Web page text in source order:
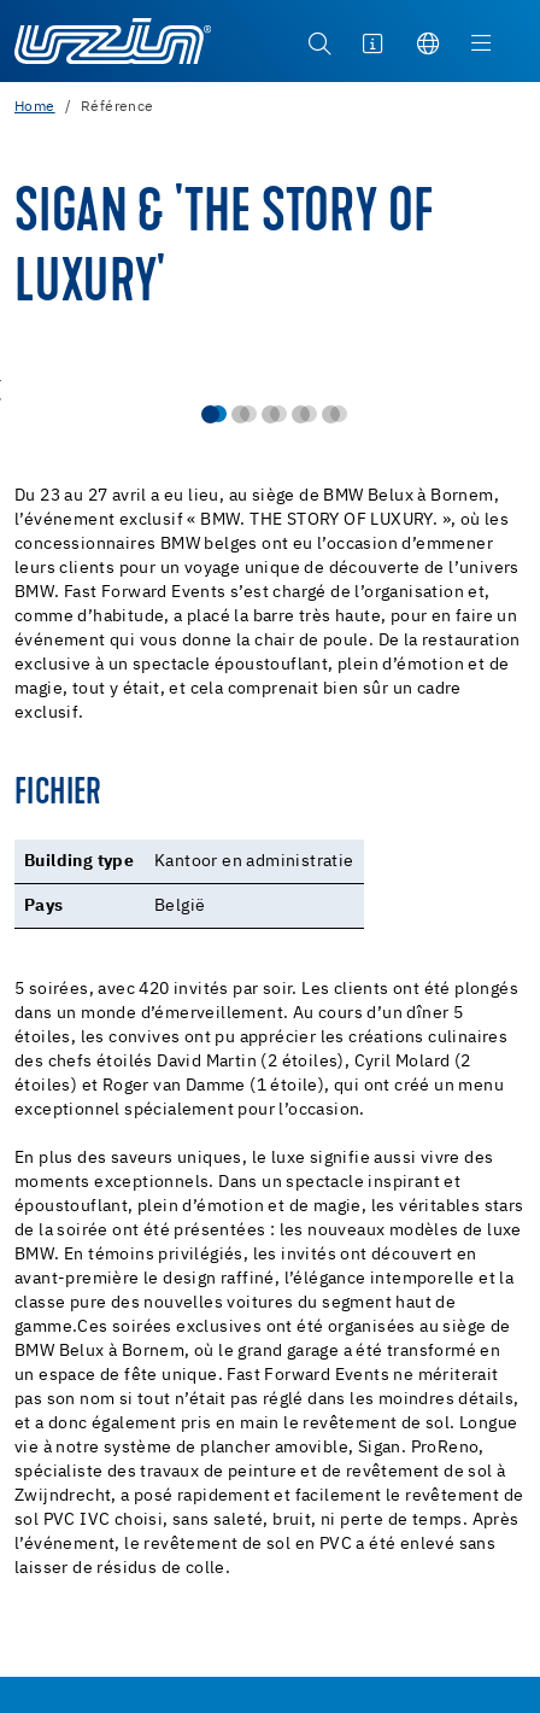
Home Référence
SIGAN & 'THE STORY OF
LUXURY'
Du 23 au 27 avril a eu lieu, au siège de BMW Belux à Bornem,
l’événement exclusif « BMW. THE STORY OF LUXURY. », où les
concessionnaires BMW belges ont eu l’occasion d’emmener
leurs clients pour un voyage unique de découverte de l’univers
BMW. Fast Forward Events s’est chargé de l’organisation et,
comme d’habitude, a placé la barre très haute, pour en faire un
événement qui vous donne la chair de poule. De la restauration
exclusive à un spectacle époustouflant, plein d’émotion et de
magie, tout y était, et cela comprenait bien sûr un cadre
exclusif.
FICHIER
Building type Kantoor en administratie
Pays België
5 soirées, avec 420 invités par soir. Les clients ont été plongés
dans un monde d’émerveillement. Au cours d’un dîner 5
étoiles, les convives ont pu apprécier les créations culinaires
des chefs étoilés David Martin (2 étoiles), Cyril Molard (2
étoiles) et Roger van Damme (1 étoile), qui ont créé un menu
exceptionnel spécialement pour l’occasion.
En plus des saveurs uniques, le luxe signifie aussi vivre des
moments exceptionnels. Dans un spectacle inspirant et
époustouflant, plein d’émotion et de magie, les véritables stars
de la soirée ont été présentées : les nouveaux modèles de luxe
BMW. En témoins privilégiés, les invités ont découvert en
avant-première le design raffiné, l’élégance intemporelle et la
classe pure des nouvelles voitures du segment haut de
gamme.Ces soirées exclusives ont été organisées au siège de
BMW Belux à Bornem, où le grand garage a été transformé en
un espace de fête unique. Fast Forward Events ne mériterait
pas son nom si tout n’était pas réglé dans les moindres détails,
et a donc également pris en main le revêtement de sol. Longue
vie à notre système de plancher amovible, Sigan. ProReno,
spécialiste des travaux de peinture et de revêtement de sol à
Zwijndrecht, a posé rapidement et facilement le revêtement de
sol PVC IVC choisi, sans saleté, bruit, ni perte de temps. Après
l’événement, le revêtement de sol en PVC a été enlevé sans
laisser de résidus de colle.